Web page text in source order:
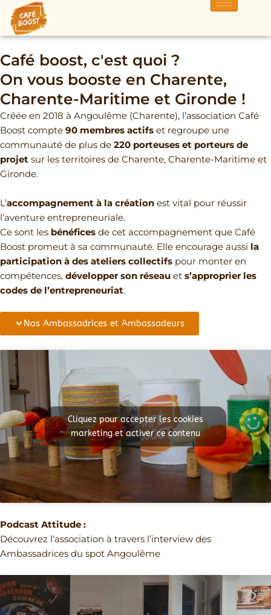
Aller
contenu
Café boost, c'est quoi ?
On vous booste en Charente,
Charente-Maritime et Gironde !
Créée en 2018 à Angoulême (Charente), l’association Café
Boost compte 90 membres actifs et regroupe une
communauté de plus de 220 porteuses et porteurs de
projet sur les territoires de Charente, Charente-Maritime et
Gironde.
L’accompagnement à la création est vital pour réussir
l’aventure entrepreneuriale.
Ce sont les bénéfices de cet accompagnement que Café
Boost promeut à sa communauté. Elle encourage aussi la
participation à des ateliers collectifs pour monter en
compétences, développer son réseau et s’approprier les
codes de l’entrepreneuriat.
Nos Ambassadrices et Ambassadeurs
Cliquez pour accepter les cookies
marketing et activer ce contenu
Podcast Attitude :
Découvrez l’association à travers l’interview des
Ambassadrices du spot Angoulême